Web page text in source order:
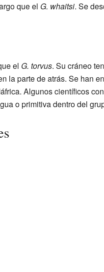
que el G. whaitsi. Se
el G. torvus. Su cráneo
la parte de atrás. Se han
Algunos científicos
o primitiva dentro del